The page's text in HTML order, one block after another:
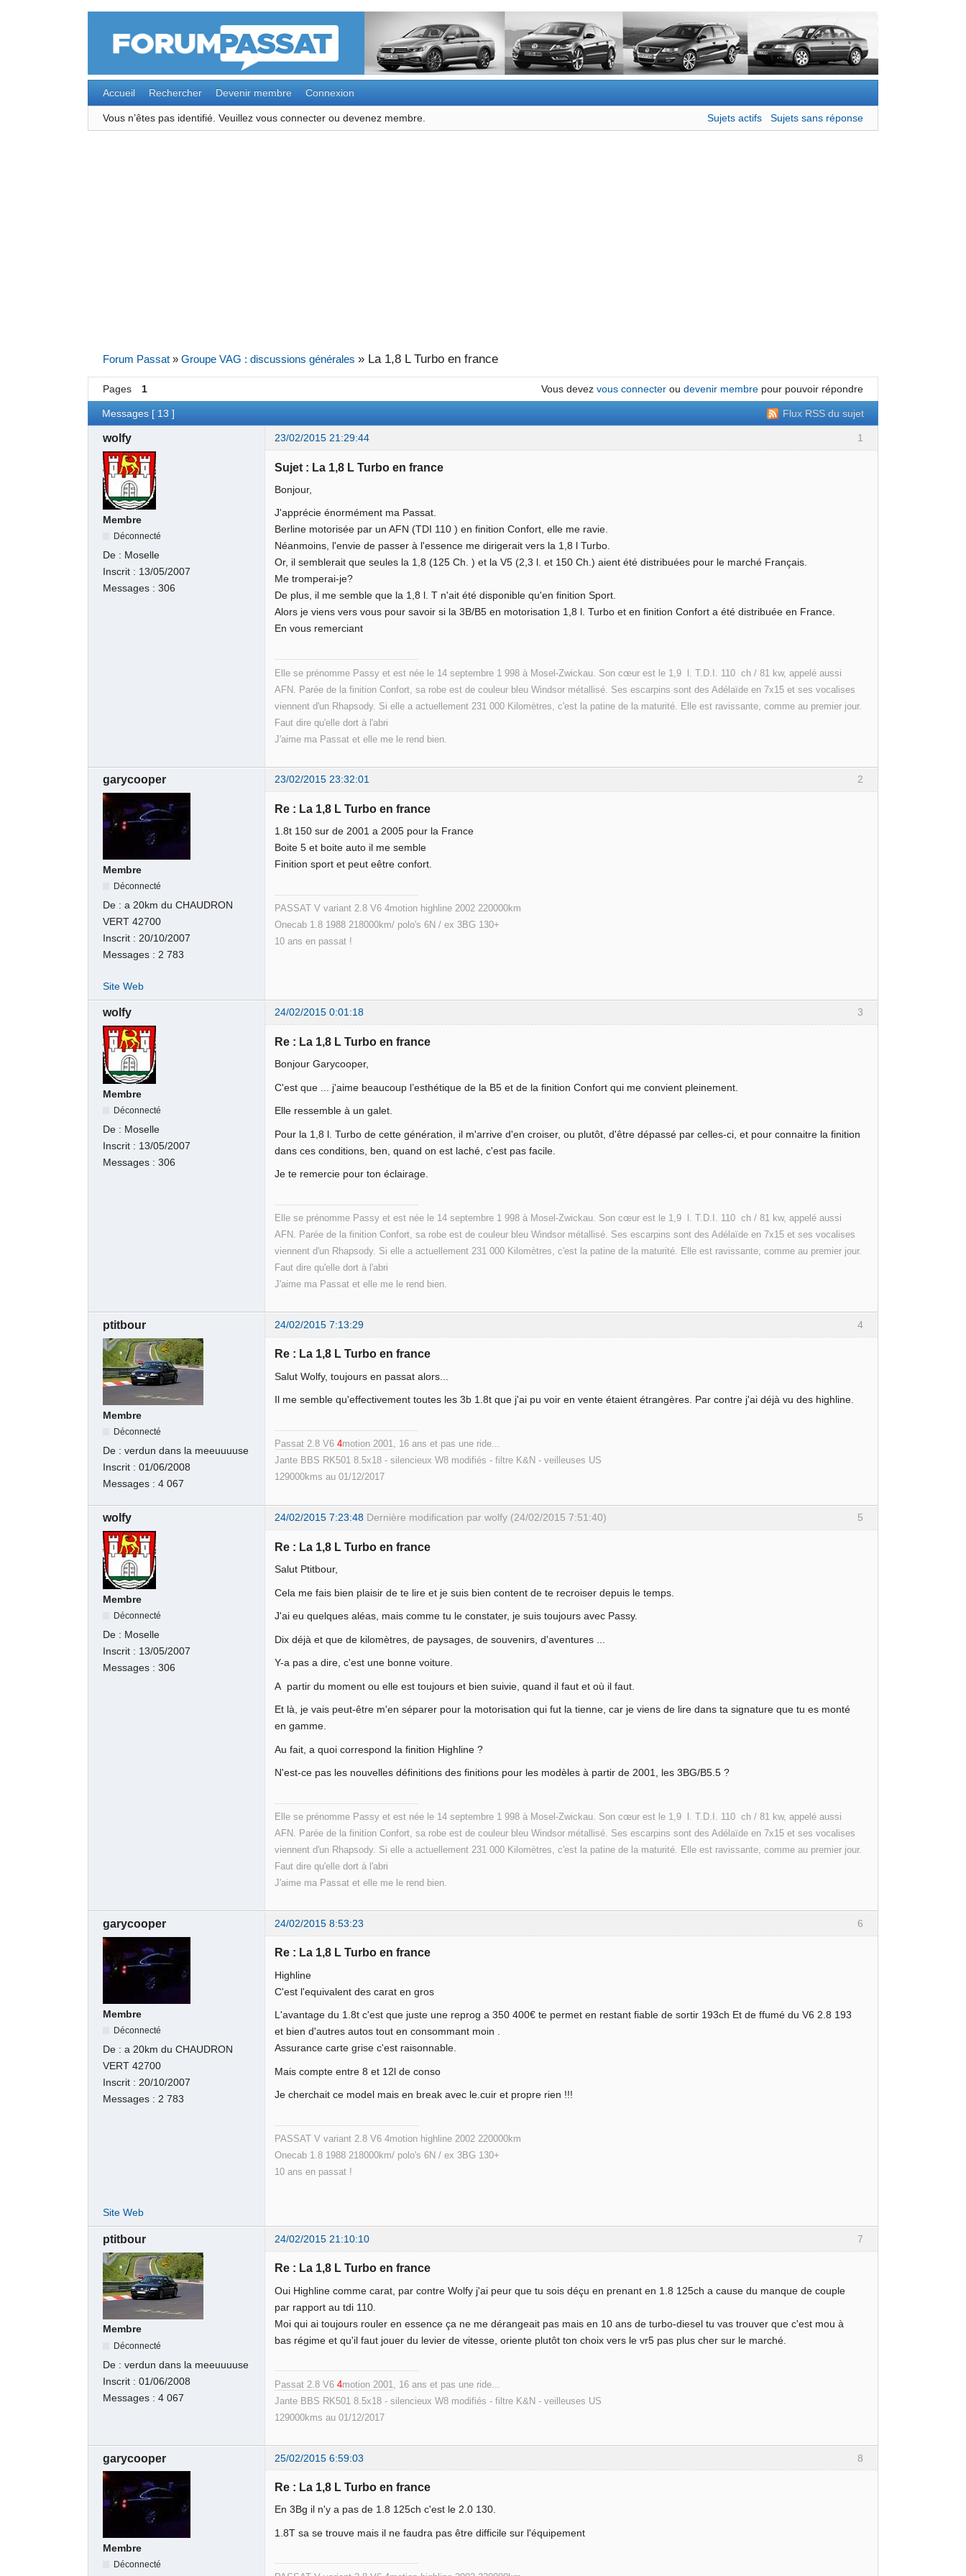
Accueil Rechercher Devenir membre Connexion
Vous n’êtes pas identifié. Veuillez vous connecter ou devenez membre. Sujets actifs Sujets sans réponse
Forum Passat » Groupe VAG : discussions générales » La 1,8 L Turbo en france
Pages 1 Vous devez vous connecterou devenir membrepour pouvoir répondre
Flux RSS du sujet
Messages [ 13 ]
1
wolfy 23/02/2015 21:29:44
Membre
Déconnecté
De : Moselle
Inscrit : 13/05/2007
Messages :306
Sujet : La 1,8 L Turbo en france
Bonjour,
J'apprécie énormément ma Passat.
Berline motorisée par un AFN (TDI 110 ) en finition Confort, elle me ravie.
Néanmoins, l'envie de passer à l'essence me dirigerait vers la 1,8 l Turbo.
Or, il semblerait que seules la 1,8 (125 Ch. ) et la V5 (2,3 l. et 150 Ch.) aient été distribuées pour le marché Français.
Me tromperai-je?
De plus, il me semble que la 1,8 l. T n'ait été disponible qu'en finition Sport.
Alors je viens vers vous pour savoir si la 3B/B5 en motorisation 1,8 l. Turbo et en finition Confort a été distribuée en France.
En vous remerciant
Elle se prénomme Passy et est née le 14 septembre 1 998 à Mosel-Zwickau. Son cœur est le 1,9 l. T.D.I. 110 ch / 81 kw, appelé aussi
AFN. Parée de la finition Confort, sa robe est de couleur bleu Windsor métallisé. Ses escarpins sont des Adélaïde en 7x15 et ses vocalises
viennent d'un Rhapsody. Si elle a actuellement 231 000 Kilomètres, c'est la patine de la maturité. Elle est ravissante, comme au premier jour.
Faut dire qu'elle dort à l'abri
J'aime ma Passat et elle me le rend bien.
2
garycooper 23/02/2015 23:32:01
Membre
Déconnecté
De :a 20km du CHAUDRON
VERT 42700
Inscrit :20/10/2007
Messages :2 783
Re : La 1,8 L Turbo en france
1.8t 150 sur de 2001 a 2005 pour la France
Boite 5 et boite auto il me semble
Finition sport et peut eêtre confort.
PASSAT V variant 2.8 V6 4motion highline 2002 220000km
Onecab 1.8 1988 218000km/ polo's 6N / ex 3BG 130+
10 ans en passat !
Site Web
3
wolfy 24/02/2015 0:01:18
Membre
Déconnecté
De : Moselle
Inscrit : 13/05/2007
Messages :306
Re : La 1,8 L Turbo en france
Bonjour Garycooper,
C'est que ... j'aime beaucoup l’esthétique de la B5 et de la finition Confort qui me convient pleinement.
Elle ressemble à un galet.
Pour la 1,8 l. Turbo de cette génération, il m'arrive d'en croiser, ou plutôt, d'être dépassé par celles-ci, et pour connaitre la finition
dans ces conditions, ben, quand on est laché, c'est pas facile.
Je te remercie pour ton éclairage.
Elle se prénomme Passy et est née le 14 septembre 1 998 à Mosel-Zwickau. Son cœur est le 1,9 l. T.D.I. 110 ch / 81 kw, appelé aussi
AFN. Parée de la finition Confort, sa robe est de couleur bleu Windsor métallisé. Ses escarpins sont des Adélaïde en 7x15 et ses vocalises
viennent d'un Rhapsody. Si elle a actuellement 231 000 Kilomètres, c'est la patine de la maturité. Elle est ravissante, comme au premier jour.
Faut dire qu'elle dort à l'abri
J'aime ma Passat et elle me le rend bien.
4
ptitbour 24/02/2015 7:13:29
Membre
Déconnecté
De :verdun dans la meeuuuuse
Inscrit :01/06/2008
Messages :4 067
Re : La 1,8 L Turbo en france
Salut Wolfy, toujours en passat alors...
Il me semble qu'effectivement toutes les 3b 1.8t que j'ai pu voir en vente étaient étrangères. Par contre j'ai déjà vu des highline.
Passat 2.8 V64motion 2001, 16 ans et pas une ride...
Jante BBS RK501 8.5x18 - silencieux W8 modifiés - filtre K&N - veilleuses US
129000kms au 01/12/2017
5
wolfy 24/02/2015 7:23:48 Dernière modification par wolfy (24/02/2015 7:51:40)
Membre
Déconnecté
De : Moselle
Inscrit : 13/05/2007
Messages :306
Re : La 1,8 L Turbo en france
Salut Ptitbour,
Cela me fais bien plaisir de te lire et je suis bien content de te recroiser depuis le temps.
J'ai eu quelques aléas, mais comme tu le constater, je suis toujours avec Passy.
Dix déjà et que de kilomètres, de paysages, de souvenirs, d'aventures ...
Y-a pas a dire, c'est une bonne voiture.
A partir du moment ou elle est toujours et bien suivie, quand il faut et où il faut.
Et là, je vais peut-être m'en séparer pour la motorisation qui fut la tienne, car je viens de lire dans ta signature que tu es monté
en gamme.
Au fait, a quoi correspond la finition Highline ?
N'est-ce pas les nouvelles définitions des finitions pour les modèles à partir de 2001, les 3BG/B5.5 ?
Elle se prénomme Passy et est née le 14 septembre 1 998 à Mosel-Zwickau. Son cœur est le 1,9 l. T.D.I. 110 ch / 81 kw, appelé aussi
AFN. Parée de la finition Confort, sa robe est de couleur bleu Windsor métallisé. Ses escarpins sont des Adélaïde en 7x15 et ses vocalises
viennent d'un Rhapsody. Si elle a actuellement 231 000 Kilomètres, c'est la patine de la maturité. Elle est ravissante, comme au premier jour.
Faut dire qu'elle dort à l'abri
J'aime ma Passat et elle me le rend bien.
6
garycooper 24/02/2015 8:53:23
Membre
Déconnecté
De :a 20km du CHAUDRON
VERT 42700
Inscrit : 20/10/2007
Messages : 2 783
Re : La 1,8 L Turbo en france
Highline
C'est l'equivalent des carat en gros
L'avantage du 1.8t c'est que juste une reprog a 350 400€ te permet en restant fiable de sortir 193ch Et de ffumé du V6 2.8 193
et bien d'autres autos tout en consommant moin .
Assurance carte grise c'est raisonnable.
Mais compte entre 8 et 12l de conso
Je cherchait ce model mais en break avec le.cuir et propre rien !!!
PASSAT V variant 2.8 V6 4motion highline 2002 220000km
Onecab 1.8 1988 218000km/ polo's 6N / ex 3BG 130+
10 ans en passat !
Site Web
7
ptitbour 24/02/2015 21:10:10
Membre
Déconnecté
De :verdun dans la meeuuuuse
Inscrit :01/06/2008
Messages :4 067
Re : La 1,8 L Turbo en france
Oui Highline comme carat, par contre Wolfy j'ai peur que tu sois déçu en prenant en 1.8 125ch a cause du manque de couple
par rapport au tdi 110.
Moi qui ai toujours rouler en essence ça ne me dérangeait pas mais en 10 ans de turbo-diesel tu vas trouver que c'est mou à
bas régime et qu'il faut jouer du levier de vitesse, oriente plutôt ton choix vers le vr5 pas plus cher sur le marché.
Passat 2.8 V64motion 2001
, 16 ans et pas une ride...
Jante BBS RK501 8.5x18 - silencieux W8 modifiés - filtre K&N - veilleuses US
129000kms au 01/12/2017
8
garycooper 25/02/2015 6:59:03
Membre
Déconnecté
Re : La 1,8 L Turbo en france
En 3Bg il n'y a pas de 1.8 125ch c'est le 2.0 130.
1.8T sa se trouve mais il ne faudra pas être difficile sur l'équipement